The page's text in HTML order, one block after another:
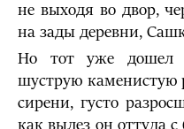
не выходя во двор,
на зады деревни,
Но тот уже дошел
шуструю каменистую
сирени, густо
как вылез он оттуда